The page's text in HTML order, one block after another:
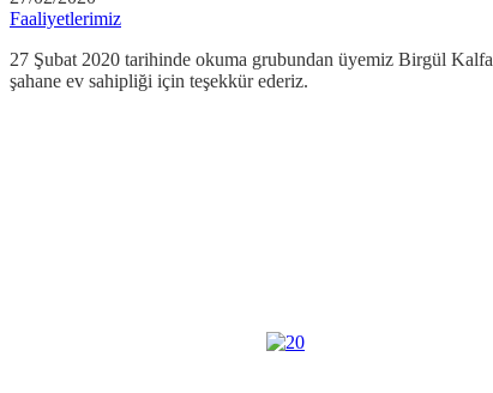
Faaliyetlerimiz
27 Şubat 2020 tarihinde okuma grubundan üyemiz Birgül
şahane ev sahipliği için teşekkür ederiz.